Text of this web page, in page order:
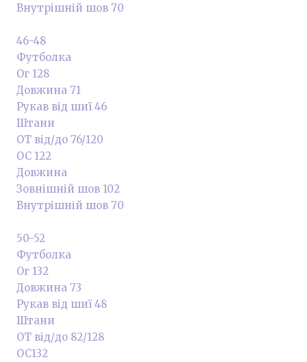
Внутрішній шов 70
46-48
Футболка
Ог 128
Довжина 71
Рукав від шиї 46
Штани
ОТ від/до 76/120
ОС 122
Довжина
Зовнішній шов 102
Внутрішній шов 70
50-52
Футболка
Ог 132
Довжина 73
Рукав від шиї 48
Штани
ОТ від/до 82/128
ОС132